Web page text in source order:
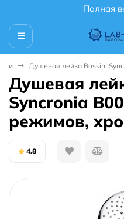
Полная
Душевая лейка Bossini
Душевая
Syncronia
режимов,
4.8